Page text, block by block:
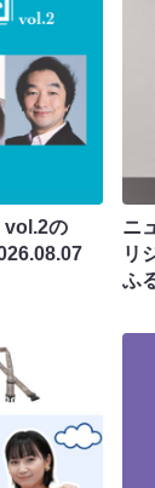
vol.2の
ニ
リ
ふ